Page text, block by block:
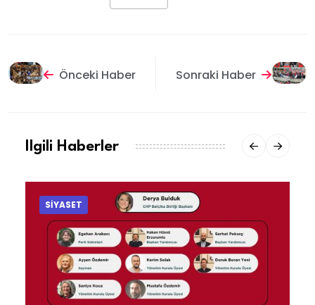
Önceki Haber Sonraki Haber
Ilgili Haberler
SİYASET